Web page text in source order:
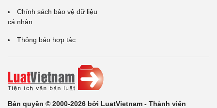
Chính sách bảo vệ dữ liệu
cá nhân
Thông báo hợp tác
Bản quyền © 2000-2026 bởi LuatVietnam - Thành viên